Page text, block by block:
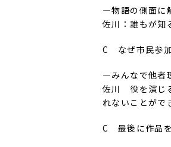
―物語の側面に
佐川：誰もが知
C なぜ市民参
―みんなで他者
佐川 役を演じ
れないことがで
C 最後に作品